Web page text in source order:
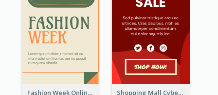
Fashion Week Online Sale Skyscraper Banner Shopping Mall Cyber Monday Sale Wide Skyscraper Banner